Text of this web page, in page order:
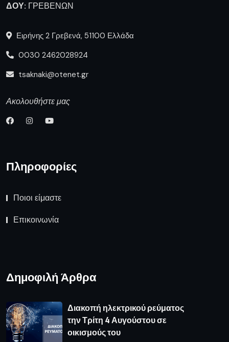
ΔΟΥ: ΓΡΕΒΕΝΩΝ
Ειρήνης 2 Γρεβενά, 51100 Ελλάδα
0030 2462028924
tsaknaki@otenet.gr
Ακολουθήστε μας
Πληροφορίες
Ποιοι είμαστε
Επικοινωνία
Δημοφιλή Άρθρα
Διακοπή ηλεκτρικού ρεύματος
την Τρίτη 4 Αυγούστου σε
οικισμούς του